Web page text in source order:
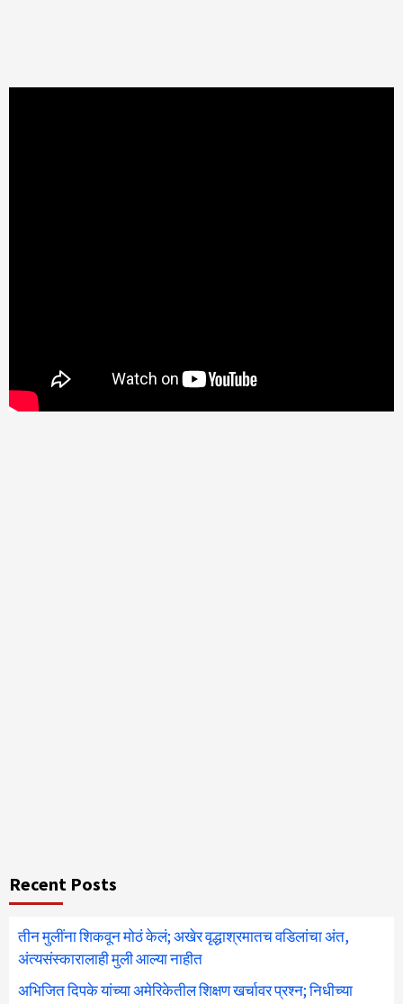
Recent Posts
तीन मुलींना शिकवून मोठं केलं; अखेर वृद्धाश्रमातच वडिलांचा अंत,
अंत्यसंस्कारालाही मुली आल्या नाहीत
अभिजित दिपके यांच्या अमेरिकेतील शिक्षण खर्चावर प्रश्न; निधीच्या